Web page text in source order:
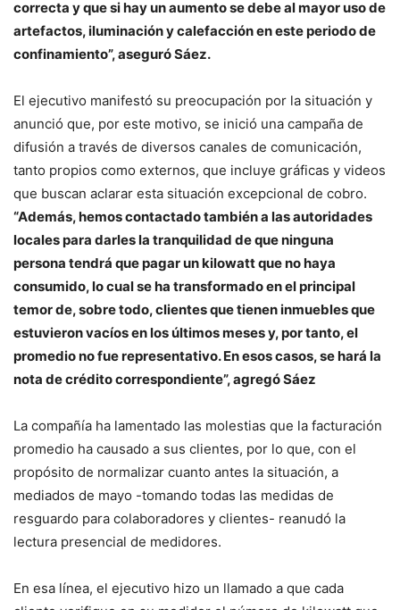
correcta y que si hay un aumento se debe al mayor uso de
artefactos, iluminación y calefacción en este periodo de
confinamiento”, aseguró Sáez.
El ejecutivo manifestó su preocupación por la situación y
anunció que, por este motivo, se inició una campaña de
difusión a través de diversos canales de comunicación,
tanto propios como externos, que incluye gráficas y videos
que buscan aclarar esta situación excepcional de cobro.
“Además, hemos contactado también a las autoridades
locales para darles la tranquilidad de que ninguna
persona tendrá que pagar unkilowattque no haya
consumido, lo cual se ha transformado en el principal
temor de, sobre todo, clientes que tienen inmuebles que
estuvieron vacíos en los últimos meses y, por tanto, el
promedio no fue representativo. En esos casos, se hará la
nota de crédito correspondiente”, agregó Sáez
La compañía ha lamentado las molestias que la facturación
promedio ha causado a sus clientes, por lo que, con el
propósito de normalizar cuanto antes la situación, a
mediados de mayo -tomando todas las medidas de
resguardo para colaboradores y clientes- reanudó la
lectura presencial de medidores.
En esa línea, el ejecutivo hizo un llamado a que cada